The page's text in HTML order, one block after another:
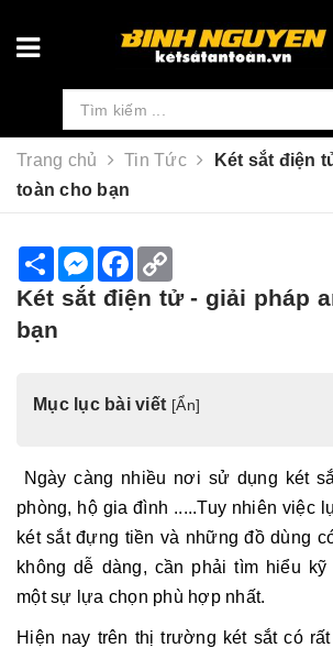
Trang chủ Tin Tức
Két sắt điện
toàn cho bạn
S
h
a
e
M
e
s
s
F
a
c
e
p
y
Két sắt điện tử - giải pháp
bạn
Mục lục bài viết [Ẩn]
Ngày càng nhiều nơi sử dụng két
phòng, hộ gia đình .....Tuy nhiên việc
két sắt đựng tiền và những đồ dùng
không dễ dàng, cần phải tìm hiểu
một sự lựa chọn phù hợp nhất.
Hiện nay trên thị trường két sắt có